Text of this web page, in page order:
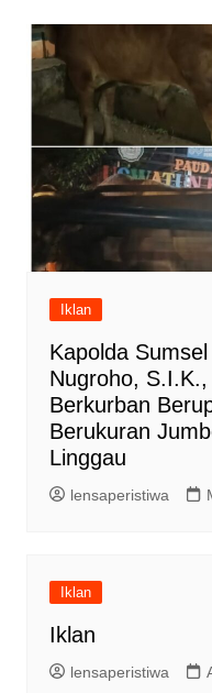
Iklan
Kapolda
Nugroho,
Berkurban
Berukuran
Linggau
lensaperistiwa
Iklan
Iklan
lensaperistiwa